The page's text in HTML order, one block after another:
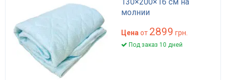
молнии
Цена от 2899 грн.
Под заказ 10 дней